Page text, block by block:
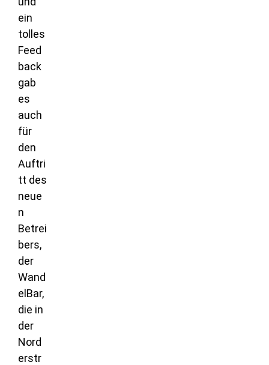
ein
tolles
Feed
back
gab
es
auch
für
den
Auftri
tt des
neue
n
Betrei
bers,
der
Wand
elBar,
die in
der
Nord
erstr